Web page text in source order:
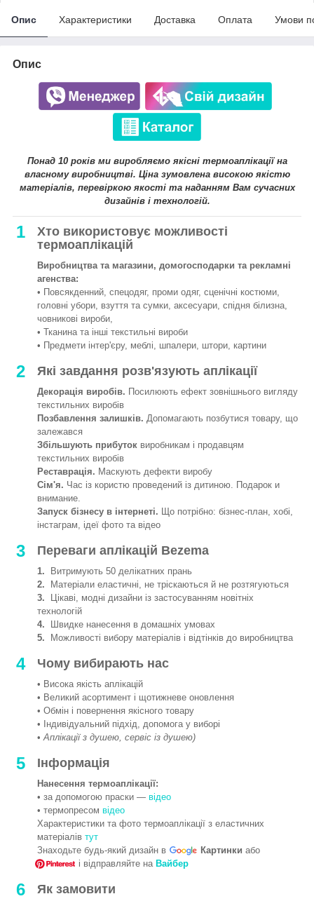
Опис Характеристики Доставка Оплата Умови
Опис
Понад 10 років ми виробляємо якісні термоаплікації на
власному виробництві. Ціна зумовлена високою якістю
матеріалів, перевіркою якості та наданням Вам сучасних
дизайнів і технологій.
1
Хто використовує можливості
термоаплікацій
Виробництва та магазини, домогосподарки та рекламні
агенства:
• Повсякденний, спецодяг, проми одяг, сценічні костюми,
головні убори, взуття та сумки, аксесуари, спідня білизна,
човникові вироби,
• Тканина та інші текстильні вироби
• Предмети інтер'єру, меблі, шпалери, штори, картини
2 Які завдання розв'язують аплікації
Декорація виробів. Посилюють ефект зовнішнього вигляду
текстильних виробів
Позбавлення залишків. Допомагають позбутися товару, що
залежався
Збільшують прибуток виробникам і продавцям
текстильних виробів
Реставрація. Маскують дефекти виробу
Сім'я. Час із користю проведений із дитиною. Подарок и
внимание.
Запуск бізнесу в інтернеті. Що потрібно: бізнес-план, хобі,
інстаграм, ідеї фото та відео
3 Переваги аплікацій Bezema
1. Витримують 50 делікатних прань
2. Матеріали еластичні, не тріскаються й не розтягуються
3. Цікаві, модні дизайни із застосуванням новітніх
технологій
4. Швидке нанесення в домашніх умовах
5. Можливості вибору матеріалів і відтінків до виробництва
4 Чому вибирають нас
• Висока якість аплікацій
• Великий асортимент і щотижневе оновлення
• Обмін і повернення якісного товару
• Індивідуальний підхід, допомога у виборі
•Аплікації з душею, сервіс із душею)
5 Інформація
Нанесення термоаплікації:
• за допомогою праски — відео
• термопресом відео
Характеристики та фото термоаплікації з еластичних
матеріалів тут
Знаходьте будь-який дизайн в
Картинки або
і відправляйте на Вайбер
6 Як замовити